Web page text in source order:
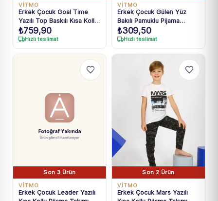
VİTMO
Erkek Çocuk Goal Time
Yazılı Top Baskılı Kısa Kollu
Kaprili Pijama Takımı
₺759,90
Hızlı teslimat
VİTMO
Erkek Çocuk Gülen Yüz
Bakılı Pamuklu Pijama
Takımı
₺309,50
Hızlı teslimat
Son 3 Ürün
VİTMO
Erkek Çocuk Leader Yazılı
Son 2 Ürün
VİTMO
Erkek Çocuk Mars Yazılı